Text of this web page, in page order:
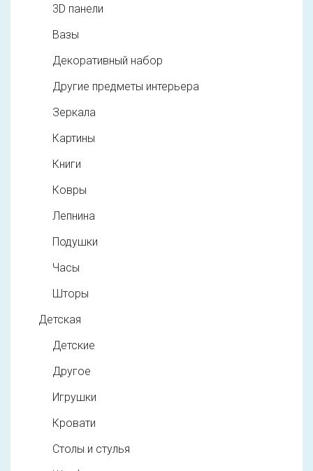
3D панели
Вазы
Декоративный набор
Другие предметы интерьера
Зеркала
Картины
Книги
Ковры
Лепнина
Подушки
Часы
Шторы
Детская
Детские
Другое
Игрушки
Кровати
Столы и стулья